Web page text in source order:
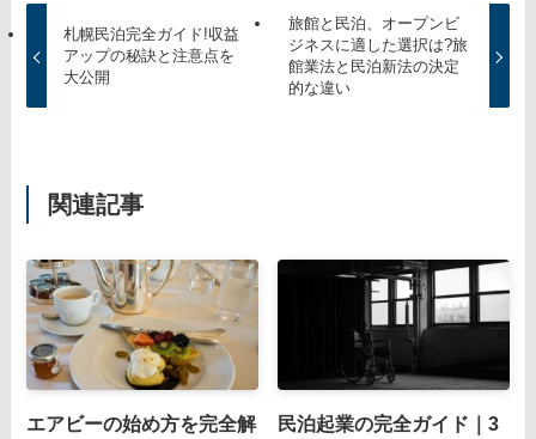
札幌民泊完全ガイド!収益
アップの秘訣と注意点を
大公開
旅館と民泊、オープンビ
ジネスに適した選択は?旅
館業法と民泊新法の決定
的な違い
関連記事
エアビーの始め方を完全解
民泊起業の完全ガイド｜3